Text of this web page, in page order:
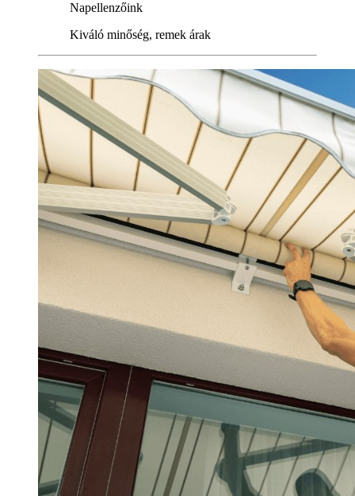
Napellenzőink
Kiváló minőség, remek árak